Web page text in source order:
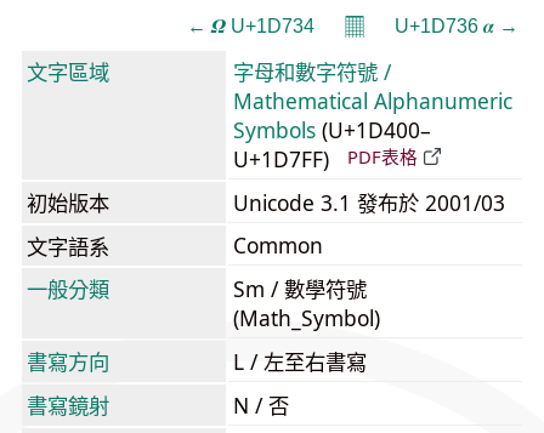
← 𝜴 U+1D734 𝄜 U+1D736 𝜶 →
文字區域
字母和數字符號 /
Mathematical Alphanumeric
Symbols (U+1D400–
U+1D7FF)
PDF表格
初始版本
Unicode 3.1 發布於 2001/03
文字語系
Common
一般分類
Sm / 數學符號
(Math_Symbol)
書寫方向
L / 左至右書寫
書寫鏡射
N / 否